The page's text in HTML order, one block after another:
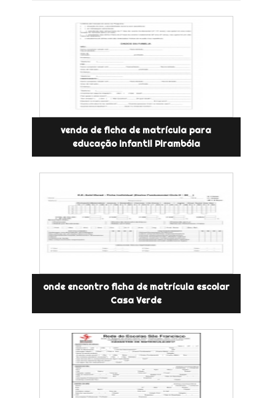
venda de ficha de matrícula para
educação infantil Pirambóia
onde encontro ficha de matrícula escolar
Casa Verde